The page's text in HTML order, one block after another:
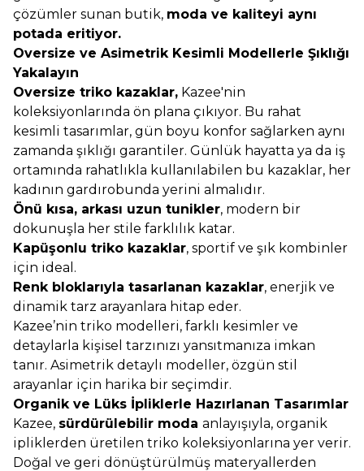
çözümler sunan butik, moda ve kaliteyi aynı
potada eritiyor.
Oversize ve Asimetrik Kesimli Modellerle Şıklığı
Yakalayın
Oversize triko kazaklar, Kazee'nin
koleksiyonlarında ön plana çıkıyor. Bu rahat
kesimli tasarımlar, gün boyu konfor sağlarken aynı
zamanda şıklığı garantiler. Günlük hayatta ya da iş
ortamında rahatlıkla kullanılabilen bu kazaklar, her
kadının gardırobunda yerini almalıdır.
Önü kısa, arkası uzun tunikler, modern bir
dokunuşla her stile farklılık katar.
Kapüşonlu triko kazaklar, sportif ve şık kombinler
için ideal.
Renk bloklarıyla tasarlanan kazaklar, enerjik ve
dinamik tarz arayanlara hitap eder.
Kazee’nin triko modelleri, farklı kesimler ve
detaylarla kişisel tarzınızı yansıtmanıza imkan
tanır. Asimetrik detaylı modeller, özgün stil
arayanlar için harika bir seçimdir.
Organik ve Lüks İpliklerle Hazırlanan Tasarımlar
Kazee, sürdürülebilir moda anlayışıyla, organik
ipliklerden üretilen triko koleksiyonlarına yer verir.
Doğal ve geri dönüştürülmüş materyallerden